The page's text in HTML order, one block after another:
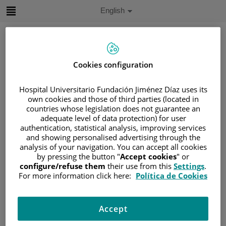
Jump
Language
selector
Active
English
Home/PATIENT AREA
/UNDERSTANDING CANCER
/PATIENT INFORMATION AND SUPPORT
FUNCTIONAL AREAS/SARCOMA
/SARCOMA DE PARTES BLANDAS
/SÍNTOMAS
Síntomas
Cookies configuration
Hospital Universitario Fundación Jiménez Díaz uses its
own cookies and those of third parties (located in
countries whose legislation does not guarantee an
adequate level of data protection) for user
authentication, statistical analysis, improving services
and showing personalised advertising through the
analysis of your navigation. You can accept all cookies
by pressing the button "Accept cookies" or
configure/refuse them their use from this Settings.
For more information click here: Política de Cookies
Accept